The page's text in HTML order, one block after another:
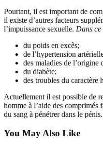
Pourtant, il est important de
il existe d’autres facteurs
l’impuissance sexuelle. Dans ce
du poids en excès;
de l’hypertension
des maladies de l’origine
du diabète;
des troubles du caractère
Actuellement il est possible de
homme à l’aide des
du sang à pénétrer dans le pénis.
You May Also Like